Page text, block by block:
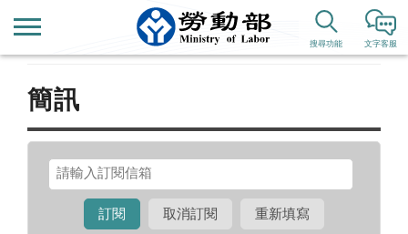
文字客服
搜尋功能
簡訊